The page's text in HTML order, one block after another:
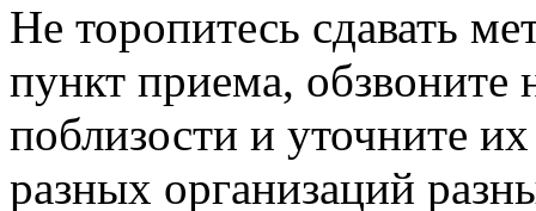
Не торопитесь сдавать
пункт приема,
поблизости и уточните
разных организаций